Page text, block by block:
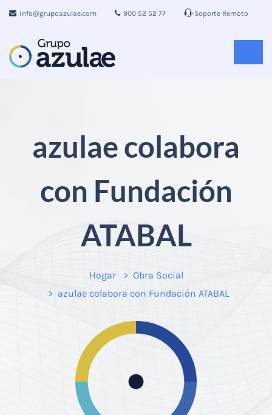
info@grupoazulae.com 900 52 52 77 Soporte Remoto
azulae colabora
con Fundación
ATABAL
Hogar
Obra Social
azulae colabora con Fundación ATABAL